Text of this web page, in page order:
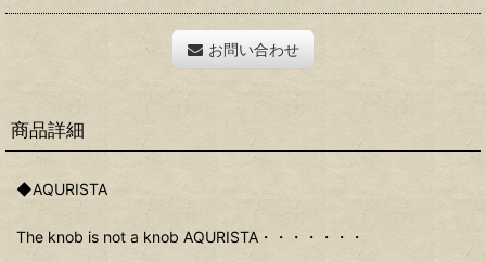
お問い合わせ
商品詳細
◆AQURISTA
The knob is not a knob AQURISTA・・・・・・・